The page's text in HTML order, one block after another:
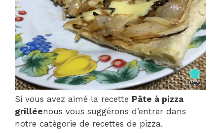
Si vous avez aimé la recette Pâte à pizza
grilléenous vous suggérons d’entrer dans
notre catégorie de recettes de pizza.